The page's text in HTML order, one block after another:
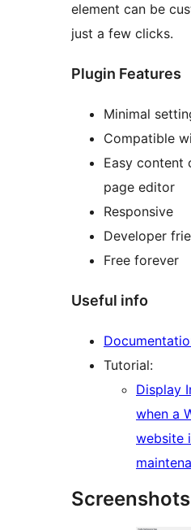
element can be
just a few clicks.
Plugin Features
Minimal
Compatible
Easy content
page editor
Responsive
Developer
Free forever
Useful info
Tutorial:
Display
when a
website
Screenshots